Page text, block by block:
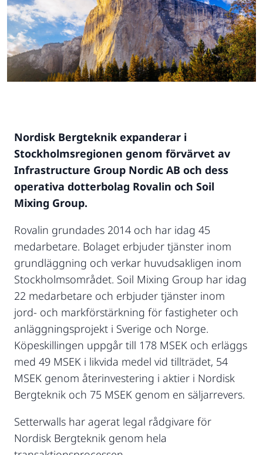
Nordisk Bergteknik expanderar i
Stockholmsregionen genom förvärvet av
Infrastructure Group Nordic AB och dess
operativa dotterbolag Rovalin och Soil
Mixing Group.
Rovalin grundades 2014 och har idag 45
medarbetare. Bolaget erbjuder tjänster inom
grundläggning och verkar huvudsakligen inom
Stockholmsområdet. Soil Mixing Group har idag
22 medarbetare och erbjuder tjänster inom
jord- och markförstärkning för fastigheter och
anläggningsprojekt i Sverige och Norge.
Köpeskillingen uppgår till 178 MSEK och erläggs
med 49 MSEK i likvida medel vid tillträdet, 54
MSEK genom återinvestering i aktier i Nordisk
Bergteknik och 75 MSEK genom en säljarrevers.
Setterwalls har agerat legal rådgivare för
Nordisk Bergteknik genom hela